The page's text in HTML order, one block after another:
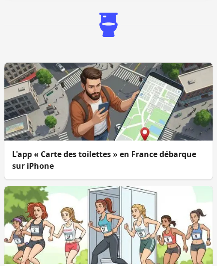
L'app « Carte des toilettes » en France débarque
sur iPhone